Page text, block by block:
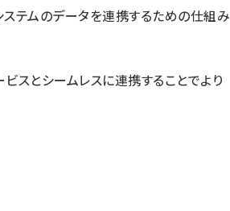
テムのデータを連携するための仕組み
スとシームレスに連携することでより